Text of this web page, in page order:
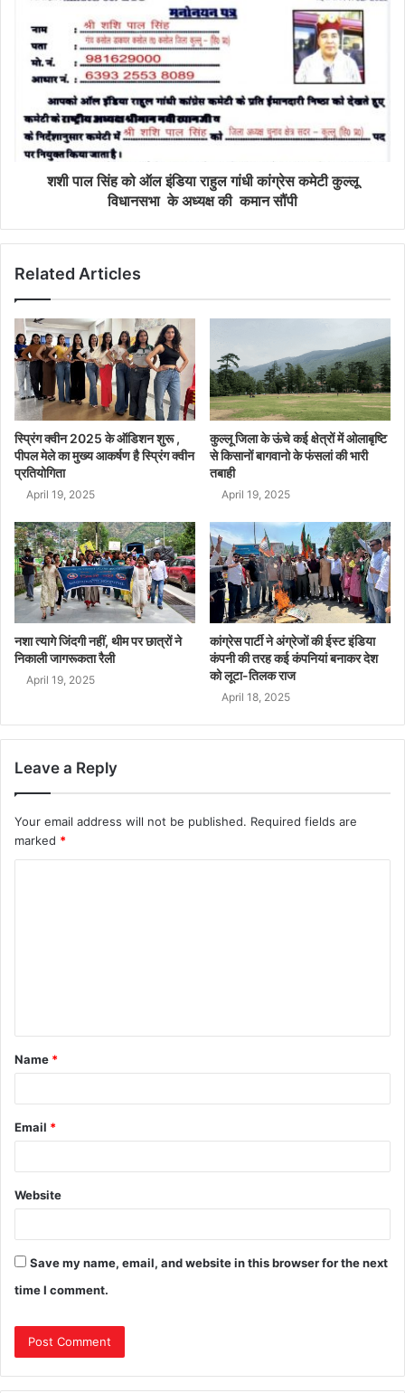
शशी पाल सिंह को ऑल इंडिया राहुल गांधी कांग्रेस कमेटी कुल्लू
विधानसभा के अध्यक्ष की कमान सौंपी
Related Articles
स्प्रिंग क्वीन 2025 के ऑडिशन शुरू ,
पीपल मेले का मुख्य आकर्षण है स्प्रिंग क्वीन
प्रतियोगिता
April 19, 2025
कुल्लू जिला के ऊंचे कई क्षेत्रों में ओलाबृष्टि
से किसानों बागवानो के फंसलां की भारी
तबाही
April 19, 2025
नशा त्यागे जिंदगी नहीं, थीम पर छात्रों ने
निकाली जागरूकता रैली
April 19, 2025
कांग्रेस पार्टी ने अंग्रेजों की ईस्ट इंडिया
कंपनी की तरह कई कंपनियां बनाकर देश
को लूटा-तिलक राज
April 18, 2025
Leave a Reply
Your email address will not be published. Required fields are
marked *
Name *
Email *
Website
Save my name, email, and website in this browser for the next
time I comment.